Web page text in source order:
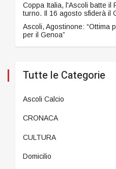
Coppa Italia, l'Ascoli batte il
turno. Il 16 agosto sfiderà il
Ascoli, Agostinone: “Ottima
per il Genoa”
Tutte le Categorie
Ascoli Calcio
CRONACA
CULTURA
Domicilio